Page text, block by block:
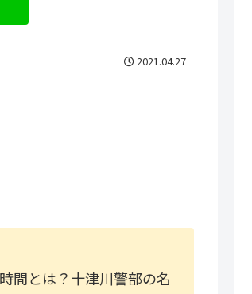
2021.04.27
間とは？十津川警部の名